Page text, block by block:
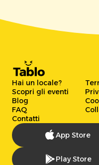
Hai un locale?
Scopri gli eventi
Blog
FAQ
Contatti
App Store
Play Store